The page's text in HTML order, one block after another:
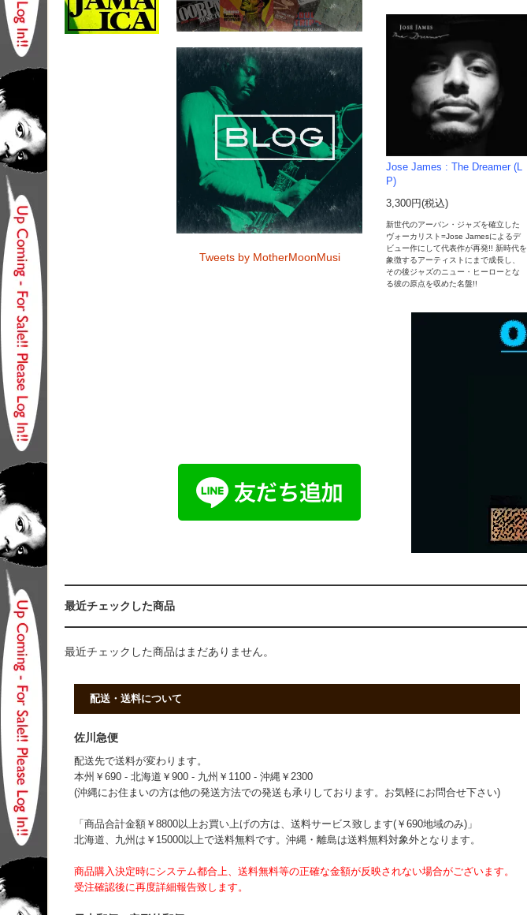
Jose James : The Dreamer (L
P)
3,300円(税込)
新世代のアーバン・ジャズを確立した
ヴォーカリスト=Jose Jamesによるデ
ビュー作にして代表作が再発!! 新時代を
象徴するアーティストにまで成長し、
その後ジャズのニュー・ヒーローとな
る彼の原点を収めた名盤!!
Tweets by MotherMoonMusi
最近チェックした商品
最近チェックした商品はまだありません。
配送・送料について
佐川急便
配送先で送料が変わります。
本州￥690 - 北海道￥900 - 九州￥1100 - 沖縄￥2300
(沖縄にお住まいの方は他の発送方法での発送も承りしております。お気軽にお問合せ下さい)
「商品合計金額￥8800以上お買い上げの方は、送料サービス致します(￥690地域のみ)」
北海道、九州は￥15000以上で送料無料です。沖縄・離島は送料無料対象外となります。
商品購入決定時にシステム都合上、送料無料等の正確な金額が反映されない場合がございます。
受注確認後に再度詳細報告致します。